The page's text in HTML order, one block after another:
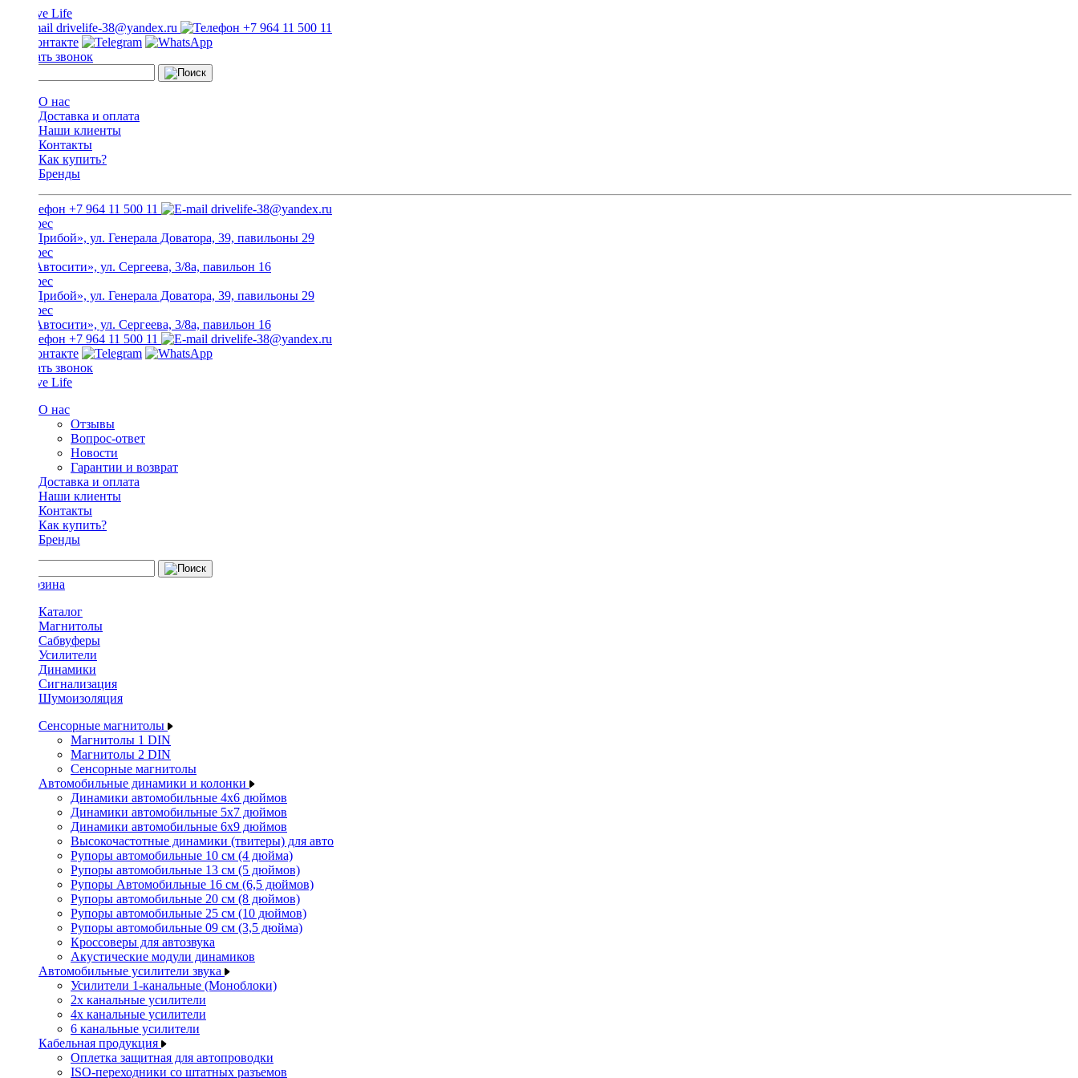
drivelife-38@yandex.ru +7 964 11 500 11
Заказать звонок
О нас
Доставка и оплата
Наши клиенты
Контакты
Как купить?
Бренды
+7 964 11 500 11 drivelife-38@yandex.ru
ТЦ «Прибой», ул. Генерала Доватора, 39, павильоны 29
ТЦ «Автосити», ул. Сергеева, 3/8а, павильон 16
ТЦ «Прибой», ул. Генерала Доватора, 39, павильоны 29
ТЦ «Автосити», ул. Сергеева, 3/8а, павильон 16
+7 964 11 500 11
drivelife-38@yandex.ru
Заказать звонок
О нас
Отзывы
Вопрос-ответ
Новости
Гарантии и возврат
Доставка и оплата
Наши клиенты
Контакты
Как купить?
Бренды
Каталог
Магнитолы
Сабвуферы
Усилители
Динамики
Сигнализация
Шумоизоляция
Сенсорные магнитолы
Магнитолы 1 DIN
Магнитолы 2 DIN
Сенсорные магнитолы
Автомобильные динамики и колонки
Динамики автомобильные 4x6 дюймов
Динамики автомобильные 5x7 дюймов
Динамики автомобильные 6x9 дюймов
Высокочастотные динамики (твитеры) для авто
Рупоры автомобильные 10 см (4 дюйма)
Рупоры автомобильные 13 см (5 дюймов)
Рупоры Автомобильные 16 см (6,5 дюймов)
Рупоры автомобильные 20 см (8 дюймов)
Рупоры автомобильные 25 см (10 дюймов)
Рупоры автомобильные 09 см (3,5 дюйма)
Кроссоверы для автозвука
Акустические модули динамиков
Автомобильные усилители звука
Усилители 1-канальные (Моноблоки)
2х канальные усилители
4х канальные усилители
6 канальные усилители
Кабельная продукция
Оплетка защитная для автопроводки
ISO-переходники со штатных разъемов